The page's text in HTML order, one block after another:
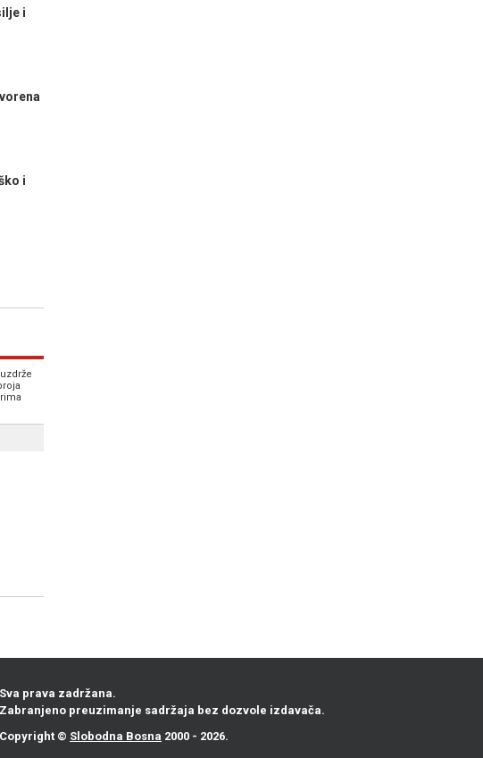
i
i
Sva prava zadržana.
Zabranjeno preuzimanje sadržaja bez dozvole izdavača.
Copyright © Slobodna Bosna 2000 - 2026.